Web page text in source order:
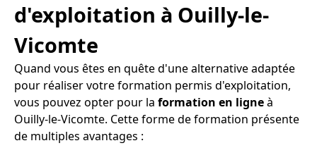
d'exploitation à Ouilly-le-
Vicomte
Quand vous êtes en quête d'une alternative adaptée
pour réaliser votre formation permis d'exploitation,
vous pouvez opter pour la formation en ligneà
Ouilly-le-Vicomte. Cette forme de formation présente
de multiples avantages :